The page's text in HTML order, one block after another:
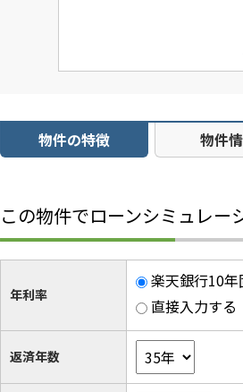
物件の特徴 物件
この物件でローンシミュレー
年利率
楽天銀行10年
直接入力する
返済年数